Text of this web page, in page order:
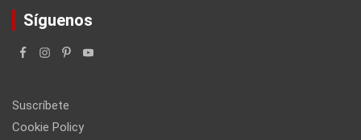
Síguenos
Suscríbete
Cookie Policy